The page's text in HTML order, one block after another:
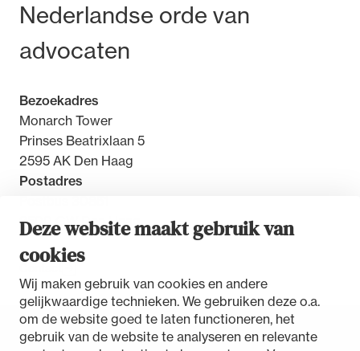
Deze website maakt gebruik van
cookies
Wij maken gebruik van cookies en andere
gelijkwaardige technieken. We gebruiken deze o.a.
om de website goed te laten functioneren, het
gebruik van de website te analyseren en relevante
Bezoek- en postadres
Nederlandse orde van
advocaten
Bezoekadres
Monarch Tower
Prinses Beatrixlaan 5
2595 AK Den Haag
Postadres
2500 GW Den Haag
beroepsuitoefening: van de advocatenpas tot
het rechtsgebiedenregister en
geheimhoudernummers.